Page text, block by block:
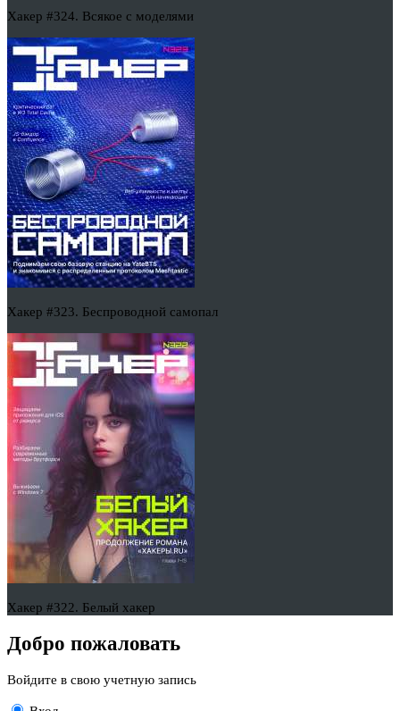
Хакер #324. Всякое с моделями
Хакер #323. Беспроводной самопал
Хакер #322. Белый хакер
Добро пожаловать
Войдите в свою учетную запись